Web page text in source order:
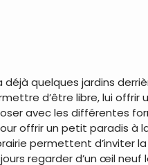
quelques jardins
d’être libre, lui offrir
avec les différentes
offrir un petit paradis à
permettent d’inviter
regarder d’un œil neuf